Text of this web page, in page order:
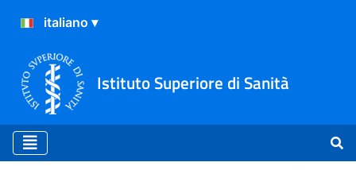
Istituto Superiore di Sanità